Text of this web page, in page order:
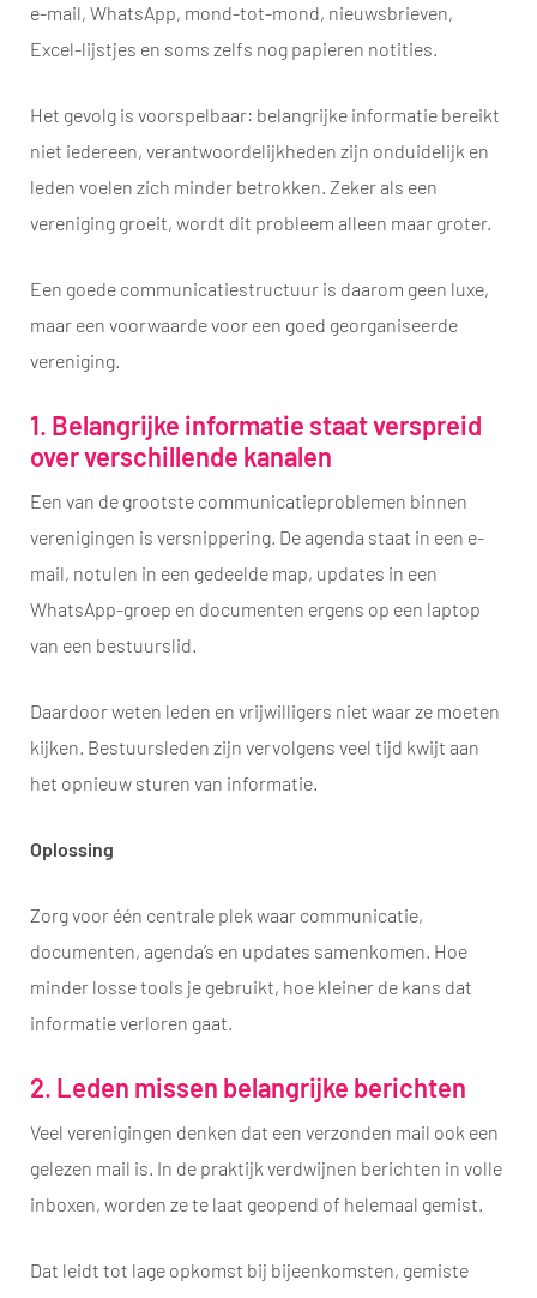
e-mail, WhatsApp, mond-tot-mond, nieuwsbrieven,
Excel-lijstjes en soms zelfs nog papieren notities.
Het gevolg is voorspelbaar: belangrijke informatie bereikt
niet iedereen, verantwoordelijkheden zijn onduidelijk en
leden voelen zich minder betrokken. Zeker als een
vereniging groeit, wordt dit probleem alleen maar groter.
Een goede communicatiestructuur is daarom geen luxe,
maar een voorwaarde voor een goed georganiseerde
vereniging.
1. Belangrijke informatie staat verspreid
over verschillende kanalen
Een van de grootste communicatieproblemen binnen
verenigingen is versnippering. De agenda staat in een e-
mail, notulen in een gedeelde map, updates in een
WhatsApp-groep en documenten ergens op een laptop
van een bestuurslid.
Daardoor weten leden en vrijwilligers niet waar ze moeten
kijken. Bestuursleden zijn vervolgens veel tijd kwijt aan
het opnieuw sturen van informatie.
Oplossing
Zorg voor één centrale plek waar communicatie,
documenten, agenda’s en updates samenkomen. Hoe
minder losse tools je gebruikt, hoe kleiner de kans dat
informatie verloren gaat.
2. Leden missen belangrijke berichten
Veel verenigingen denken dat een verzonden mail ook een
gelezen mail is. In de praktijk verdwijnen berichten in volle
inboxen, worden ze te laat geopend of helemaal gemist.
Dat leidt tot lage opkomst bij bijeenkomsten, gemiste